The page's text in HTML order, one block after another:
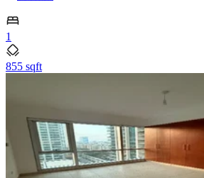
1
855 sqft